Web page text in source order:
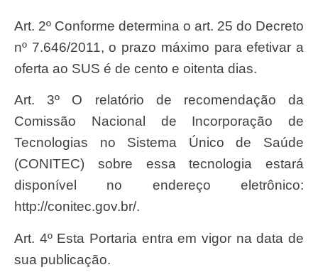
Art. 2º Conforme determina o art. 25 do Decreto
nº 7.646/2011, o prazo máximo para efetivar a
oferta ao SUS é de cento e oitenta dias.
Art. 3º O relatório de recomendação da
Comissão Nacional de Incorporação de
Tecnologias no Sistema Único de Saúde
(CONITEC) sobre essa tecnologia estará
disponível no endereço eletrônico:
http://conitec.gov.br/.
Art. 4º Esta Portaria entra em vigor na data de
sua publicação.